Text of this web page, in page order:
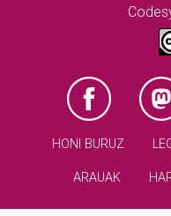
HONI BURUZ
ARAUAK